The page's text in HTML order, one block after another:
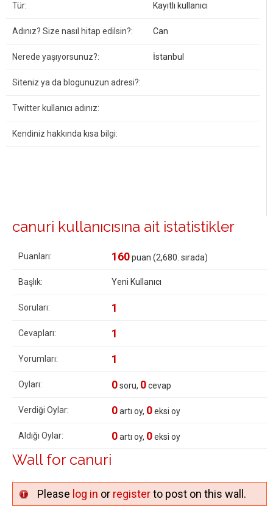
Tür: Kayıtlı kullanıcı
Adınız? Size nasıl hitap edilsin?: Can
Nerede yaşıyorsunuz?: İstanbul
Siteniz ya da blogunuzun adresi?:
Twitter kullanıcı adınız:
Kendiniz hakkında kısa bilgi:
canuri kullanıcısına ait istatistikler
Puanları: 160puan (2,680 . sırada)
Başlık: Yeni Kullanıcı
Soruları: 1
Cevapları: 1
Yorumları: 1
Oyları: 0soru, 0cevap
Verdiği Oylar: 0artı oy, 0eksi oy
Aldığı Oylar: 0artı oy, 0eksi oy
Wall for canuri
Please log in or registerto post on this wall.